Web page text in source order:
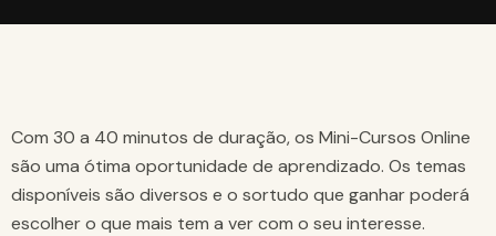
Com 30 a 40 minutos de duração, os Mini-Cursos Online
são uma ótima oportunidade de aprendizado. Os temas
disponíveis são diversos e o sortudo que ganhar poderá
escolher o que mais tem a ver com o seu interesse.